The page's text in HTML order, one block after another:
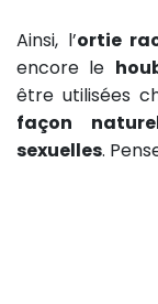
Ainsi, l’ortie
encore le
être utilisées
façon
sexuelles.